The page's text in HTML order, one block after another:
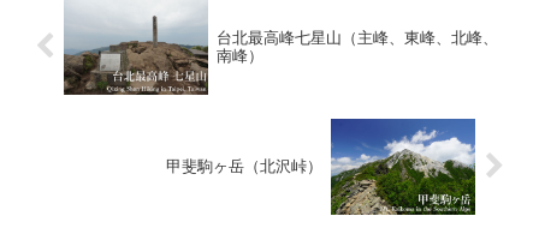
台北最高峰七星山（主峰、東峰、北峰、
南峰）
甲斐駒ヶ岳（北沢峠）